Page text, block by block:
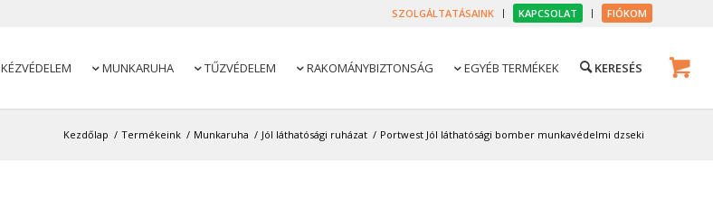
SZOLGÁLTATÁSAINK KAPCSOLAT FIÓKOM
KÉZVÉDELEM  MUNKARUHA  TŰZVÉDELEM  RAKOMÁNYBIZTONSÁG  EGYÉB TERMÉKEK
Kezdőlap / Termékeink / Munkaruha / Jól láthatósági ruházat / Portwest Jól láthatósági bomber munkavédelmi dzseki